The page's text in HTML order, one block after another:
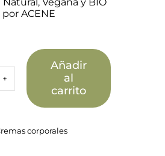
ACENE
Añadir
al
carrito
corporales